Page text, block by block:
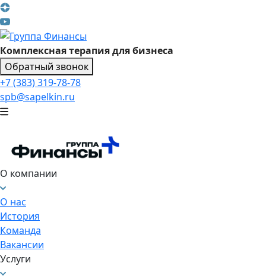
Комплексная терапия для бизнеса
Обратный звонок
+7 (383) 319-78-78
spb@sapelkin.ru
О компании
О нас
История
Команда
Вакансии
Услуги